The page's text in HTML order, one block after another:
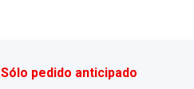
Sólo pedido anticipado